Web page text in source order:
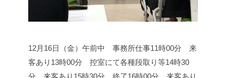
12月16日（金） 午前中 事務所仕事11時00分 来
客あり 13時00分 控室にて各種段取り等14時30